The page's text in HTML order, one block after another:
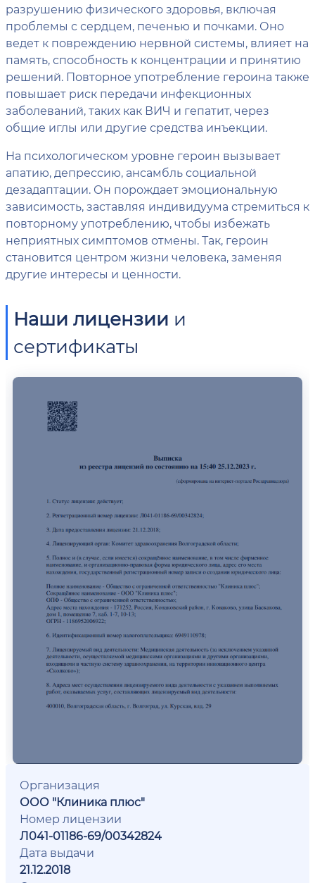
разрушению физического здоровья, включая
проблемы с сердцем, печенью и почками. Оно
ведет к повреждению нервной системы, влияет на
память, способность к концентрации и принятию
решений. Повторное употребление героина также
повышает риск передачи инфекционных
заболеваний, таких как ВИЧ и гепатит, через
общие иглы или другие средства инъекции.
На психологическом уровне героин вызывает
апатию, депрессию, ансамбль социальной
дезадаптации. Он порождает эмоциональную
зависимость, заставляя индивидуума стремиться к
повторному употреблению, чтобы избежать
неприятных симптомов отмены. Так, героин
становится центром жизни человека, заменяя
другие интересы и ценности.
Наши лицензии и
сертификаты
Организация
ООО "Клиника плюс"
Номер лицензии
Л041-01186-69/00342824
Дата выдачи
21.12.2018